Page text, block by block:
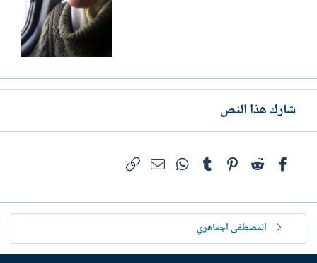
شارك هذا النص
فيسبوكReddit
Pinterest
Tumblr
WhatsAppالبريد الإلكتروني
المصطفى اجماهري